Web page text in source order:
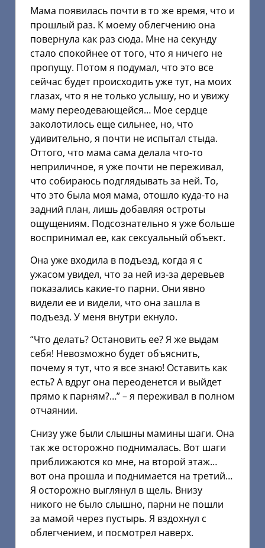
Мама появилась почти в то же время, что и
прошлый раз. К моему облегчению она
повернула как раз сюда. Мне на секунду
стало спокойнее от того, что я ничего не
пропущу. Потом я подумал, что это все
сейчас будет происходить уже тут, на моих
глазах, что я не только услышу, но и увижу
маму переодевающейся… Мое сердце
заколотилось еще сильнее, но, что
удивительно, я почти не испытал стыда.
Оттого, что мама сама делала что-то
неприличное, я уже почти не переживал,
что собираюсь подглядывать за ней. То,
что это была моя мама, отошло куда-то на
задний план, лишь добавляя остроты
ощущениям. Подсознательно я уже больше
воспринимал ее, как сексуальный объект.
Она уже входила в подъезд, когда я с
ужасом увидел, что за ней из-за деревьев
показались какие-то парни. Они явно
видели ее и видели, что она зашла в
подъезд. У меня внутри екнуло.
“Что делать? Остановить ее? Я же выдам
себя! Невозможно будет объяснить,
почему я тут, что я все знаю! Оставить как
есть? А вдруг она переоденется и выйдет
прямо к парням?…” – я переживал в полном
отчаянии.
Снизу уже были слышны мамины шаги. Она
так же осторожно поднималась. Вот шаги
приближаются ко мне, на второй этаж…
вот она прошла и поднимается на третий…
Я осторожно выглянул в щель. Внизу
никого не было слышно, парни не пошли
за мамой через пустырь. Я вздохнул с
облегчением, и посмотрел наверх.